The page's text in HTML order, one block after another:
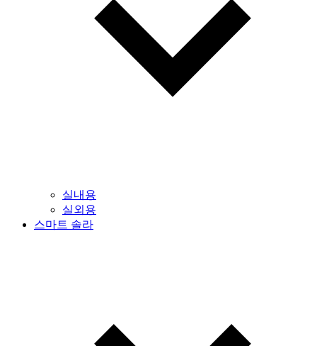
실내용
실외용
스마트 솔라